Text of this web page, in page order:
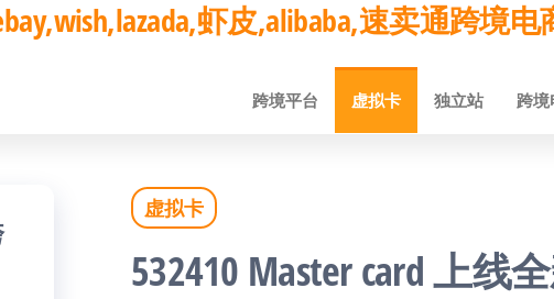
虾皮,alibaba,速卖通跨境
跨境平台 虚拟卡 独立站 跨
虚拟卡
532410 Master card 上